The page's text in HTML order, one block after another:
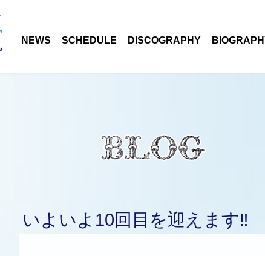
NEWS SCHEDULE DISCOGRAPHY
いよいよ10回目を迎えます‼️